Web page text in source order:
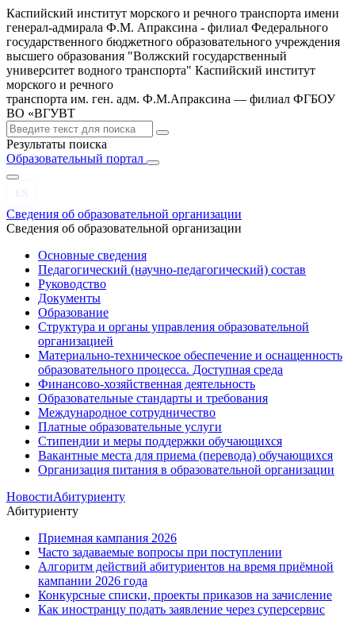
Каспийский институт морского и речного транспорта имени
генерал-адмирала Ф.М. Апраксина - филиал Федерального
государственного бюджетного образовательного учреждения
высшего образования "Волжский государственный
университет водного транспорта" Каспийский институт
морского и речного
транспорта им. ген. адм. Ф.М.Апраксина — филиал ФГБОУ
ВО «ВГУВТ
Результаты поиска
Образовательный портал
Сведения об образовательной организации
Сведения об образовательной организации
Основные сведения
Педагогический (научно-педагогический) состав
Руководство
Документы
Образование
Структура и органы управления образовательной
организацией
Материально-техническое обеспечение и оснащенность
образовательного процесса. Доступная среда
Финансово-хозяйственная деятельность
Образовательные стандарты и требования
Международное сотрудничество
Платные образовательные услуги
Стипендии и меры поддержки обучающихся
Вакантные места для приема (перевода) обучающихся
Организация питания в образовательной организации
НовостиАбитуриенту
Абитуриенту
Приемная кампания 2026
Часто задаваемые вопросы при поступлении
Алгоритм действий абитуриентов на время приёмной
кампании 2026 года
Конкурсные списки, проекты приказов на зачисление
Как иностранцу подать заявление через суперсервис